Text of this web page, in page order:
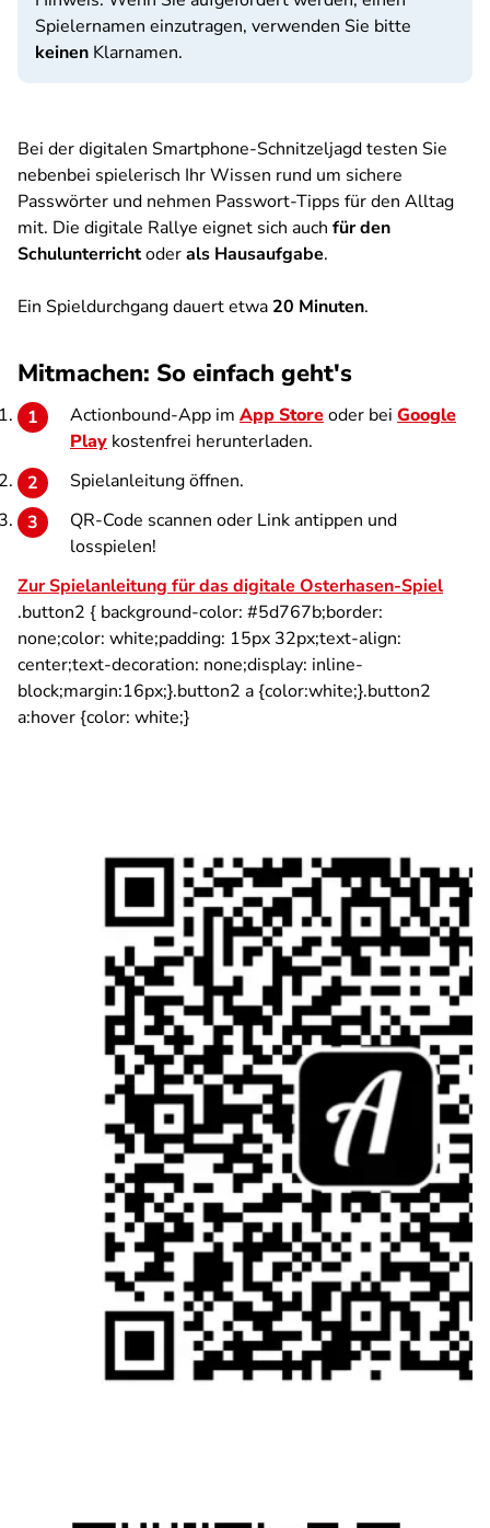
Spielernamen einzutragen, verwenden Sie bitte
keinen Klarnamen.
Bei der digitalen Smartphone-Schnitzeljagd testen Sie
nebenbei spielerisch Ihr Wissen rund um sichere
Passwörter und nehmen Passwort-Tipps für den Alltag
mit. Die digitale Rallye eignet sich auch für den
Schulunterrichtoderals Hausaufgabe.
Ein Spieldurchgang dauert etwa 20 Minuten.
Mitmachen: So einfach geht's
Actionbound-App im App Storeoder bei Google
Play kostenfrei herunterladen.
Spielanleitung öffnen.
QR-Code scannen oder Link antippen und
losspielen!
Zur Spielanleitung für das digitale Osterhasen-Spiel
.button2 { background-color: #5d767b;border:
none;color: white;padding: 15px 32px;text-align:
center;text-decoration: none;display: inline-
block;margin:16px;}.button2 a {color:white;}.button2
a:hover {color: white;}